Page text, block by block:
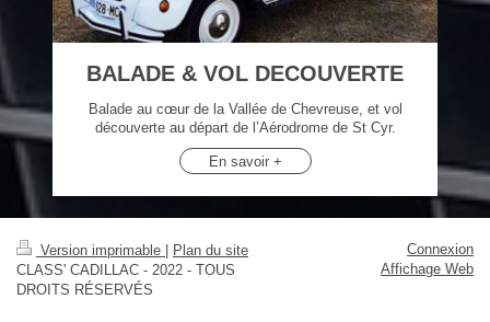
BALADE & VOL DECOUVERTE
Balade au cœur de la Vallée de Chevreuse, et vol
découverte au départ de l’Aérodrome de St Cyr.
En savoir +
Version imprimable
Plan du site
CLASS' CADILLAC - 2022 - TOUS
DROITS RÉSERVÉS
Connexion
Affichage Web